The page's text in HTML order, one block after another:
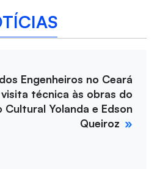
Engenheiros no Ceará
técnica às obras do
Cultural Yolanda e Edson
Queiroz